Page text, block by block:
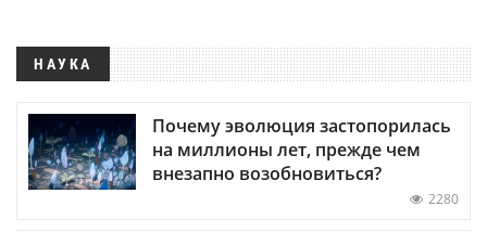
НАУКА
Почему эволюция застопорилась
на миллионы лет, прежде чем
внезапно возобновиться?
2280